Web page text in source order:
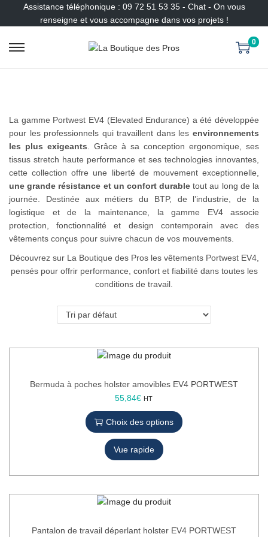
Assistance téléphonique : 09 72 51 53 35 - Chat - On vous
renseigne et vous accompagne dans vos projets !
P
r
à
l
a
n
a
i
g
a
o
n
P
r
a
u
c
o
n
e
n
u
0
La gamme Portwest EV4 (Elevated Endurance) a été développée
pour les professionnels qui travaillent dans les environnements
les plus exigeants . Grâce à sa conception ergonomique, ses
tissus stretch haute performance et ses technologies innovantes,
cette collection offre une liberté de mouvement exceptionnelle,
une grande résistance et un confort durable tout au long de la
journée. Destinée aux métiers du BTP, de l’industrie, de la
logistique et de la maintenance, la gamme EV4 associe
protection, fonctionnalité et design contemporain avec des
vêtements conçus pour suivre chacun de vos mouvements.
Découvrez sur La Boutique des Pros les vêtements Portwest EV4,
pensés pour offrir performance, confort et fiabilité dans toutes les
conditions de travail.
Bermuda à poches holster amovibles EV4 PORTWEST
55,84€ HT
Choix des options
C
e
p
r
o
d
u
t
p
Vue rapide
Pantalon de travail déperlant holster EV4 PORTWEST